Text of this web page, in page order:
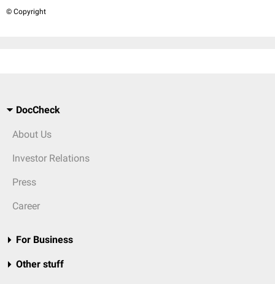
© Copyright
DocCheck
About Us
Investor Relations
Press
Career
For Business
Other stuff